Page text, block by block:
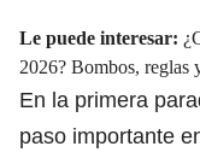
Le puede interesar:
2026? Bombos, reglas
En la primera
paso importante